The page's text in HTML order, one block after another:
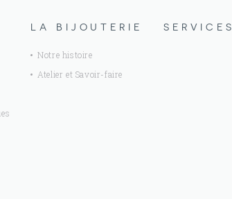
LA BIJOUTERIE
Notre histoire
Atelier et Savoir-faire
SERVICES